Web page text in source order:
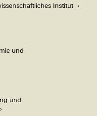
Institut
und
und